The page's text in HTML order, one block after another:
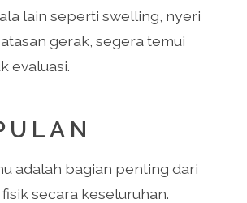
lain seperti swelling, nyeri
gerak, segera temui
evaluasi.
adalah bagian penting dari
secara keseluruhan.